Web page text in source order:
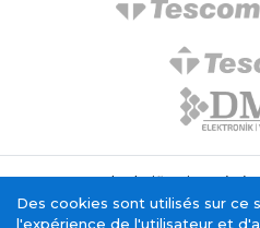
Texte de clarification
Politique relative
Service de la
Des cookies sont utilisés sur ce
l'expérience de l'utilisateur et